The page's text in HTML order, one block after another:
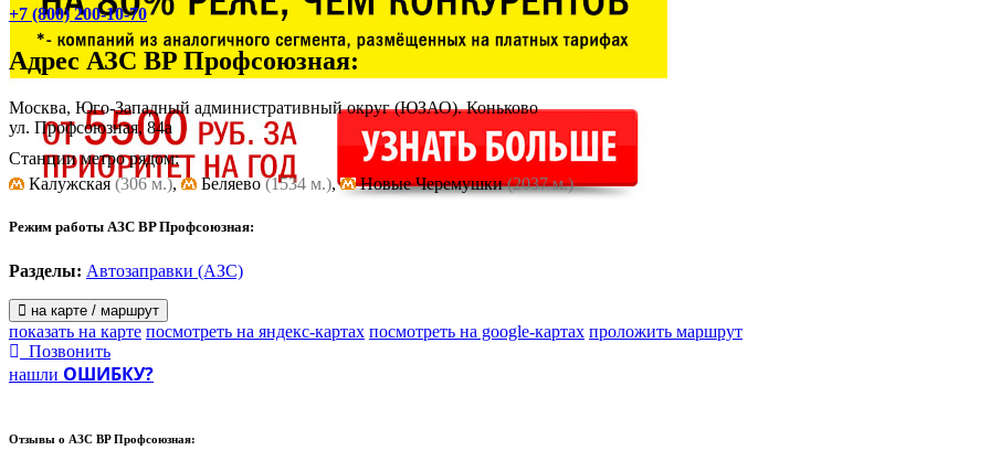
+7 (800) 200-10-70
Адрес АЗС BP Профсоюзная:
Москва, Юго-Западный административный округ (ЮЗАО). Коньково
ул. Профсоюзная, 84а
Станции метро рядом:
Калужская(306 м.), Беляево(1534 м.), Новые Черемушки(2037 м.)
Режим работы АЗС BP Профсоюзная:
Разделы: Автозаправки (АЗС)
на карте / маршрут
показать на карте посмотреть на яндекс-картах посмотреть на google-картах проложить маршрут
Позвонить
нашли ОШИБКУ?
Отзывы о АЗС BP Профсоюзная: